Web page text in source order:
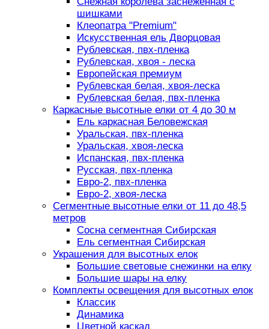
шишками
Клеопатра "Premium"
Искусственная ель Дворцовая
Рублевская, пвх-пленка
Рублевская, хвоя - леска
Европейская премиум
Рублевская белая, хвоя-леска
Рублевская белая, пвх-пленка
Каркасные высотные елки от 4 до 30 м
Ель каркасная Беловежская
Уральская, пвх-пленка
Уральская, хвоя-леска
Испанская, пвх-пленка
Русская, пвх-пленка
Евро-2, пвх-пленка
Евро-2, хвоя-леска
Сегментные высотные елки от 11 до 48,5
метров
Сосна сегментная Сибирская
Ель сегментная Сибирская
Украшения для высотных елок
Большие световые снежинки на елку
Большие шары на елку
Комплекты освещения для высотных елок
Классик
Динамика
Цветной каскад